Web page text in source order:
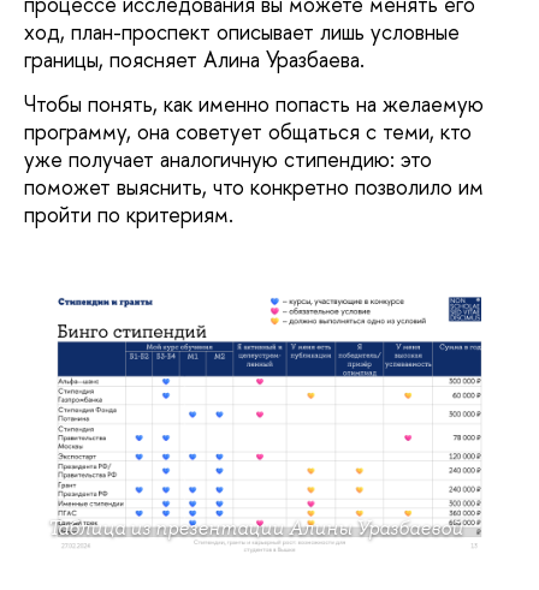
ход, план-проспект описывает лишь условные
границы, поясняет Алина Уразбаева.
Чтобы понять, как именно попасть на желаемую
программу, она советует общаться с теми, кто
уже получает аналогичную стипендию: это
поможет выяснить, что конкретно позволило им
пройти по критериям.
Таблица из презентации Алины Уразбаевой